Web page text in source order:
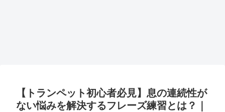
【トランペット初心者必見】息の連続性が
ない悩みを解決するフレーズ練習とは？｜